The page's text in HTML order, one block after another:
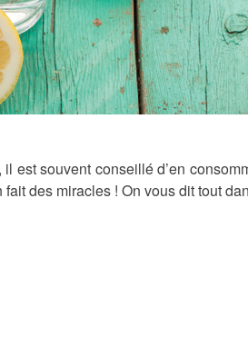
est souvent conseillé d’en
des miracles ! On vous dit tout